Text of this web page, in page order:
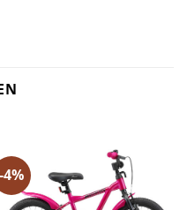
-4%